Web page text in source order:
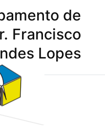
de
Francisco
Lopes